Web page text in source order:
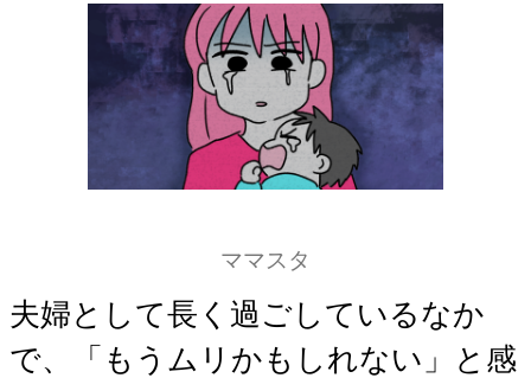
ママスタ
夫婦として長く過ごしているなか
で、「もうムリかもしれない」と感